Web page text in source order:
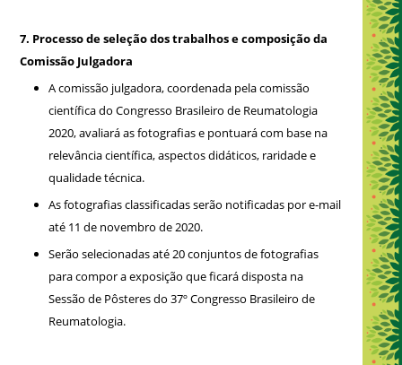
7. Processo de seleção dos trabalhos e composição da
Comissão Julgadora
A comissão julgadora, coordenada pela comissão
científica do Congresso Brasileiro de Reumatologia
2020, avaliará as fotografias e pontuará com base na
relevância científica, aspectos didáticos, raridade e
qualidade técnica.
As fotografias classificadas serão notificadas por e-mail
até 11 de novembro de 2020.
Serão selecionadas até 20 conjuntos de fotografias
para compor a exposição que ficará disposta na
Sessão de Pôsteres do 37º Congresso Brasileiro de
Reumatologia.